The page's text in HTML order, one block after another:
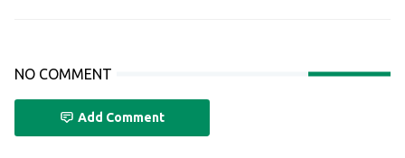
NO COMMENT
Add Comment